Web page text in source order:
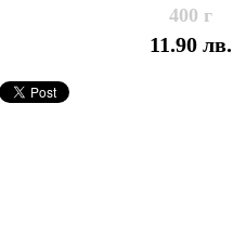
400 г
11.90 лв.